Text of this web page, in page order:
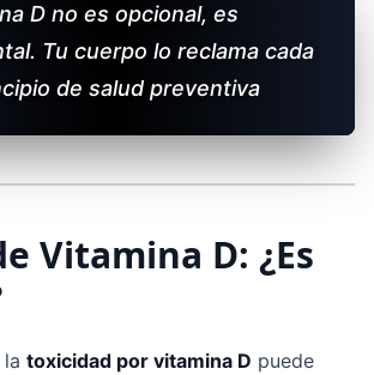
D no es opcional, es
Tu cuerpo lo reclama cada
de salud preventiva
Vitamina D: ¿Es
toxicidad por vitamina D puede